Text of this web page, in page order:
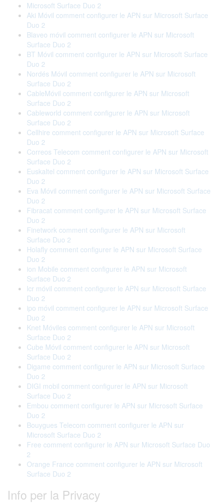
Microsoft Surface Duo 2
Aki Móvil comment configurer le APN sur Microsoft Surface
Duo 2
Blaveo móvil comment configurer le APN sur Microsoft
Surface Duo 2
BT Móvil comment configurer le APN sur Microsoft Surface
Duo 2
Nordés Móvil comment configurer le APN sur Microsoft
Surface Duo 2
CableMóvil comment configurer le APN sur Microsoft
Surface Duo 2
Cableworld comment configurer le APN sur Microsoft
Surface Duo 2
Cellhire comment configurer le APN sur Microsoft Surface
Duo 2
Correos Telecom comment configurer le APN sur Microsoft
Surface Duo 2
Euskaltel comment configurer le APN sur Microsoft Surface
Duo 2
Eva Móvil comment configurer le APN sur Microsoft Surface
Duo 2
Fibracat comment configurer le APN sur Microsoft Surface
Duo 2
Finetwork comment configurer le APN sur Microsoft
Surface Duo 2
Holafly comment configurer le APN sur Microsoft Surface
Duo 2
ion Mobile comment configurer le APN sur Microsoft
Surface Duo 2
lcr móvil comment configurer le APN sur Microsoft Surface
Duo 2
ipo móvil comment configurer le APN sur Microsoft Surface
Duo 2
Knet Móviles comment configurer le APN sur Microsoft
Surface Duo 2
Cube Móvil comment configurer le APN sur Microsoft
Surface Duo 2
Digame comment configurer le APN sur Microsoft Surface
Duo 2
DIGI mobil comment configurer le APN sur Microsoft
Surface Duo 2
Embou comment configurer le APN sur Microsoft Surface
Duo 2
Bouygues Telecom comment configurer le APN sur
Microsoft Surface Duo 2
Free comment configurer le APN sur Microsoft Surface Duo
2
Orange France comment configurer le APN sur Microsoft
Surface Duo 2
Info per la Privacy